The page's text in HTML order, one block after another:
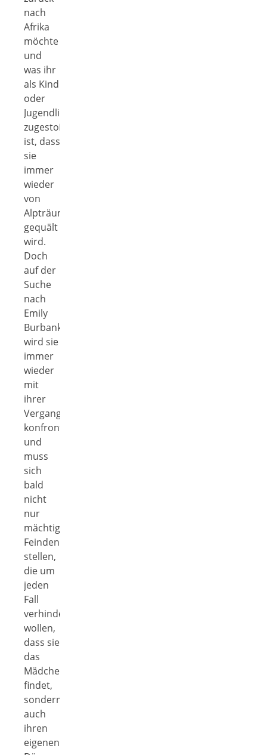
nach
Afrika
möchte
und
was ihr
als Kind
oder
Jugendliche
zugestoßen
ist, dass
sie
immer
wieder
von
Alpträumen
gequält
wird.
Doch
auf der
Suche
nach
Emily
Burbank
wird sie
immer
wieder
mit
ihrer
Vergangenheit
konfrontiert
und
muss
sich
bald
nicht
nur
mächtigen
Feinden
stellen,
die um
jeden
Fall
verhindern
wollen,
dass sie
das
Mädchen
findet,
sondern
auch
ihren
eigenen